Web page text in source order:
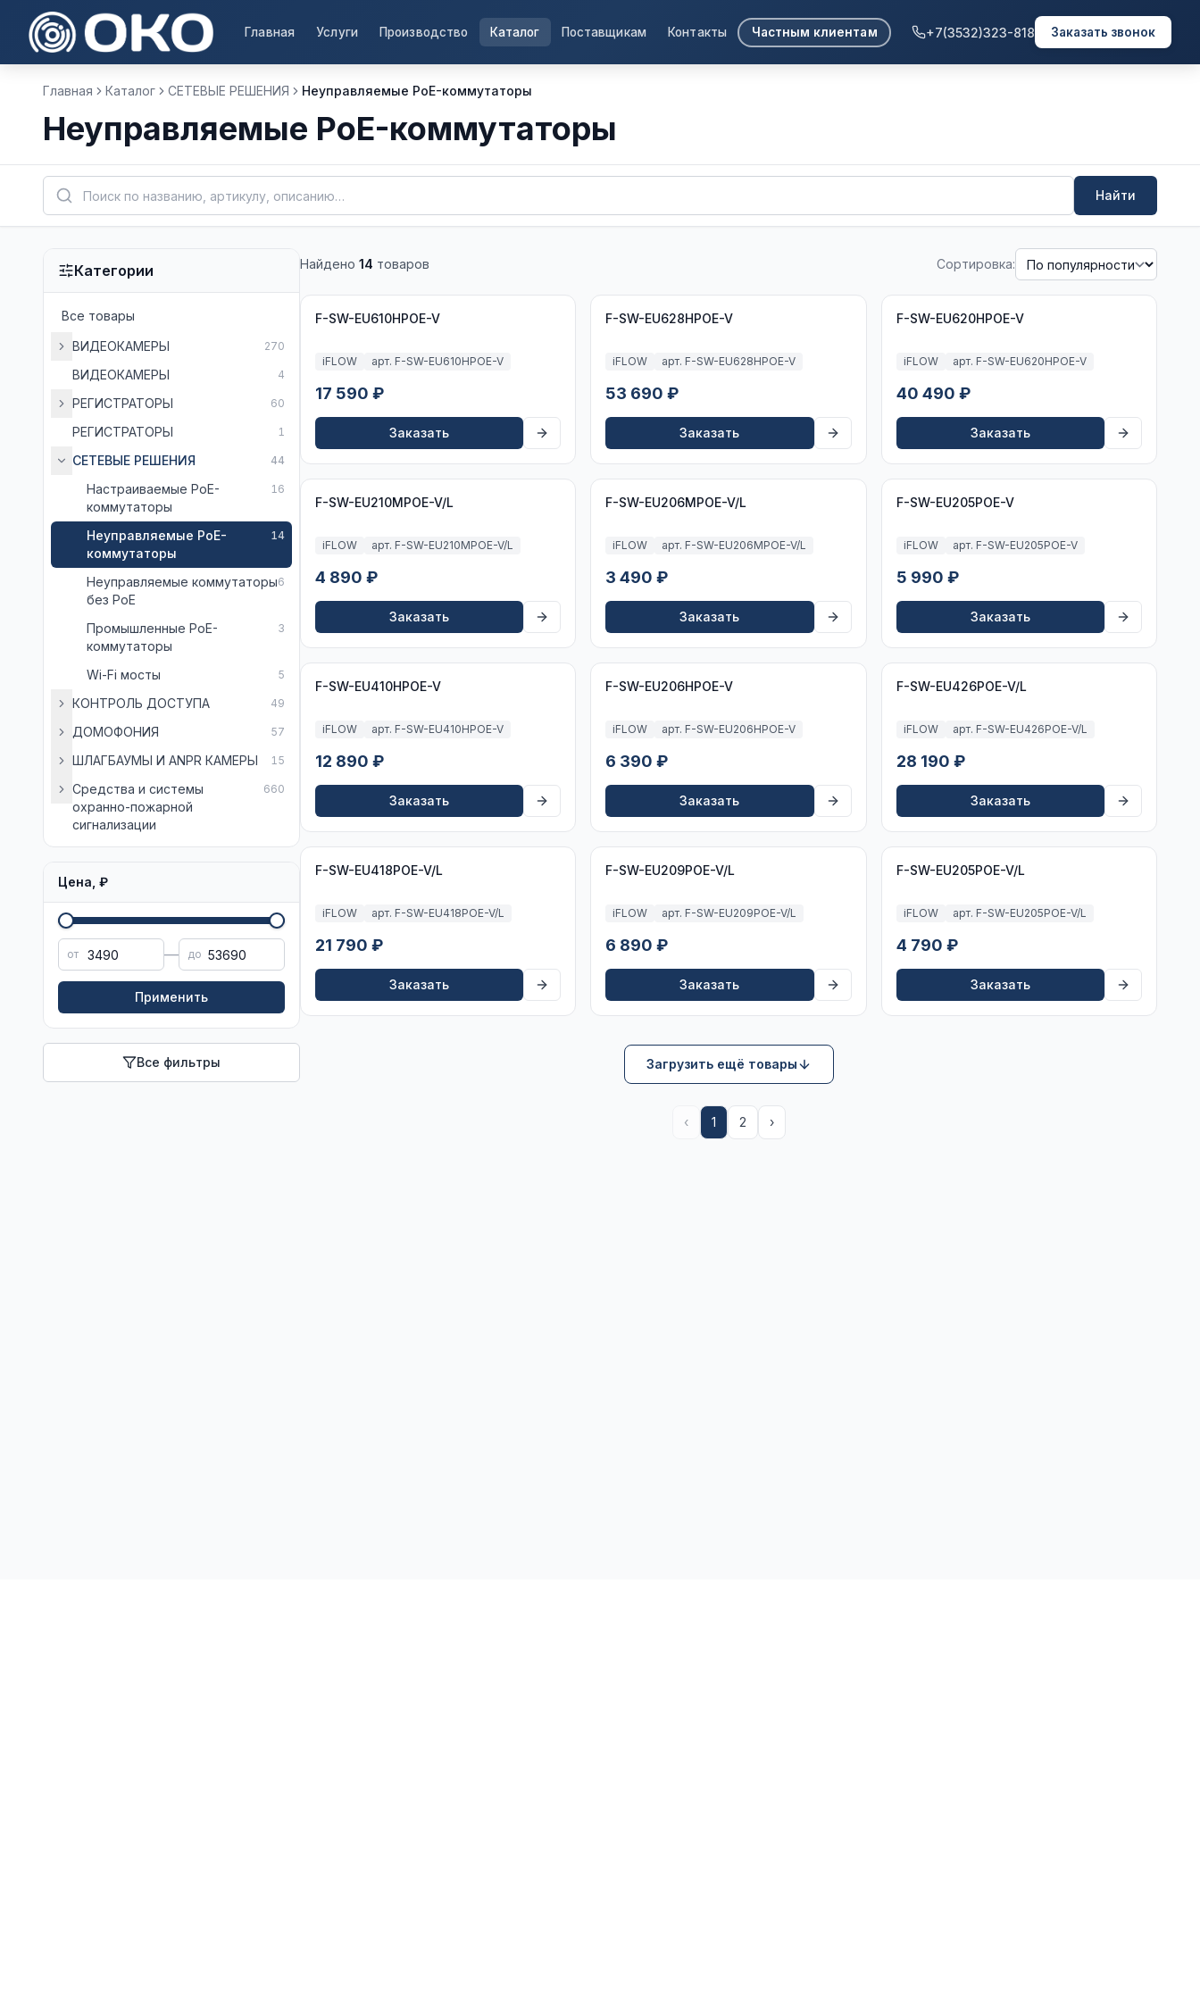
Главная Услуги Производство Каталог Поставщикам Контакты Частным клиентам +7(3532)323-818 Заказать звонок
Главная Каталог СЕТЕВЫЕ РЕШЕНИЯ Неуправляемые PoE-коммутаторы
Неуправляемые PoE-коммутаторы
Найти
Категории
Все товары
ВИДЕОКАМЕРЫ
270
ВИДЕОКАМЕРЫ 4
РЕГИСТРАТОРЫ 60
РЕГИСТРАТОРЫ 1
СЕТЕВЫЕ РЕШЕНИЯ 44
Настраиваемые PoE-
коммутаторы
16
Неуправляемые PoE-
коммутаторы
14
Неуправляемые коммутаторы
без PoE
6
Промышленные PoE-
коммутаторы
3
Wi-Fi мосты 5
КОНТРОЛЬ ДОСТУПА 49
ДОМОФОНИЯ 57
ШЛАГБАУМЫ И ANPR КАМЕРЫ 15
Средства и системы
охранно-пожарной
сигнализации
660
Цена, ₽
от — до
Применить
Все фильтры
Найдено 14 товаров Сортировка:
F-SW-EU610HPOE-V
iFLOW арт. F-SW-EU610HPOE-V
17 590 ₽
Заказать
F-SW-EU628HPOE-V
iFLOW арт. F-SW-EU628HPOE-V
53 690 ₽
Заказать
F-SW-EU620HPOE-V
iFLOW арт. F-SW-EU620HPOE-V
40 490 ₽
Заказать
F-SW-EU210MPOE-V/L
iFLOW арт. F-SW-EU210MPOE-V/L
4 890 ₽
Заказать
F-SW-EU206MPOE-V/L
iFLOW арт. F-SW-EU206MPOE-V/L
3 490 ₽
Заказать
F-SW-EU205POE-V
iFLOW арт. F-SW-EU205POE-V
5 990 ₽
Заказать
F-SW-EU410HPOE-V
iFLOW арт. F-SW-EU410HPOE-V
12 890 ₽
Заказать
F-SW-EU206HPOE-V
iFLOW арт. F-SW-EU206HPOE-V
6 390 ₽
Заказать
F-SW-EU426POE-V/L
iFLOW арт. F-SW-EU426POE-V/L
28 190 ₽
Заказать
F-SW-EU418POE-V/L
iFLOW арт. F-SW-EU418POE-V/L
21 790 ₽
Заказать
F-SW-EU209POE-V/L
iFLOW арт. F-SW-EU209POE-V/L
6 890 ₽
Заказать
F-SW-EU205POE-V/L
iFLOW арт. F-SW-EU205POE-V/L
4 790 ₽
Заказать
Загрузить ещё товары
‹ 1 2 ›